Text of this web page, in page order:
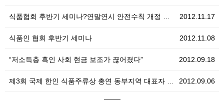
2012.11.17
식품협회 후반기 세미나?연말연시 안전수칙 개정 위생법규…
2012.11.08
식품인 협회 후반기 세미나
2012.09.18
“저소득층 흑인 사회 현금 보조가 끊어졌다”
2012.09.06
제3회 국제 한인 식품주류상 총연 동부지역 대표자 대회…